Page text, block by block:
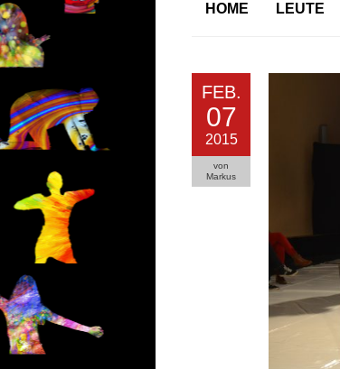
HOME LEUTE
FEB.
07
2015
von
Markus